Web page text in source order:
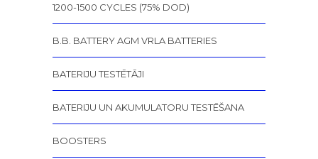
1200-1500 CYCLES (75% DOD)
B.B. BATTERY AGM VRLA BATTERIES
BATERIJU TESTĒTĀJI
BATERIJU UN AKUMULATORU TESTĒŠANA
BOOSTERS